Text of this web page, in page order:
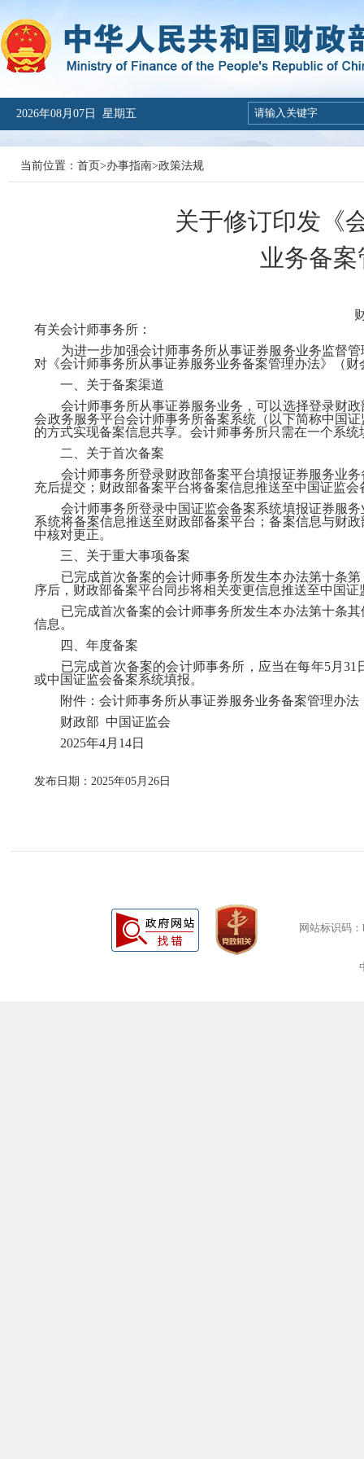
2026年08月07日 星期五
当前位置： 首页>办事指南>政策法规
关于修订印发《
业务备
有关会计师事务所：
为进一步加强会计师事务所从事证券服务业务监督管
对《会计师事务所从事证券服务业务备案管理办法》（财
一、关于备案渠道
会计师事务所从事证券服务业务，可以选择登录财政
会政务服务平台会计师事务所备案系统（以下简称中国
的方式实现备案信息共享。会计师事务所只需在一个系
二、关于首次备案
会计师事务所登录财政部备案平台填报证券服务业务
充后提交；财政部备案平台将备案信息推送至中国证监
会计师事务所登录中国证监会备案系统填报证券服务
系统将备案信息推送至财政部备案平台；备案信息与财
中核对更正。
三、关于重大事项备案
已完成首次备案的会计师事务所发生本办法第十条第
序后，财政部备案平台同步将相关变更信息推送至中国
已完成首次备案的会计师事务所发生本办法第十条其
信息。
四、年度备案
已完成首次备案的会计师事务所，应当在每年5月31
或中国证监会备案系统填报。
附件：会计师事务所从事证券服务业务备案管理办法
财政部 中国证监会
2025年4月14日
发布日期：2025年05月26日
网站标识码